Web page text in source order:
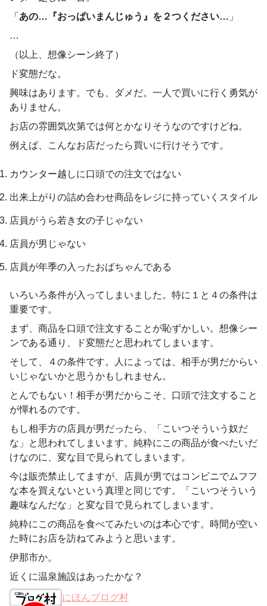
「 あの…『おっぱいまんじゅう』を２つください… 」
…
（以上、想像シーン終了）
ド変態だな。
興味はあります。でも、ダメだ。一人で買いに行く勇気が
ありません。
お店の雰囲気次第では何とかなりそうなのですけどね。
例えば、こんなお店だったら買いに行けそうです。
カウンター越しに口頭での注文ではない
出来上がりの詰め合わせ商品をレジに持っていくスタイル
店員がうら若き女の子じゃない
店員が男じゃない
店員が年季の入ったおばちゃんである
いろいろ条件が入ってしまいました。特に１と４の条件は
重要です。
まず、商品を口頭で注文することが恥ずかしい。想像シー
ンである通り、ド変態だと思われてしまいます。
そして、４の条件です。人によっては、相手が男だからい
いじゃないかと思うかもしれません。
とんでもない！相手が男だからこそ、口頭で注文すること
が憚れるのです。
もし相手方の店員が男だったら、「こいつそういう奴だ
な」と思われてしまいます。純粋にこの商品が食べたいだ
けなのに、変な目で見られてしまいます。
今は販売禁止してますが、店員が男ではコンビニでムフフ
な本を買えないという真理と同じです。「こいつそういう
趣味なんだな」と変な目で見られてしまいます。
純粋にこの商品を食べてみたいのは本心です。時間が空い
た時にお店を訪ねてみようと思います。
伊那市か。
近くに温泉施設はあったかな？
にほんブログ村